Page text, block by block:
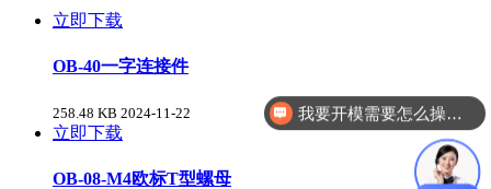
立即下载
OB-40一字连接件
258.48 KB 2024-11-22
立即下载
OB-08-M4欧标T型螺母
我要开模需要怎么操作？